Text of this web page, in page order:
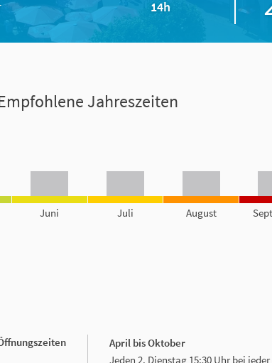
14h
Jahreszeiten
Juni Juli August
April bis Oktober
Jeden 2. Dienstag 15:30 Uhr bei